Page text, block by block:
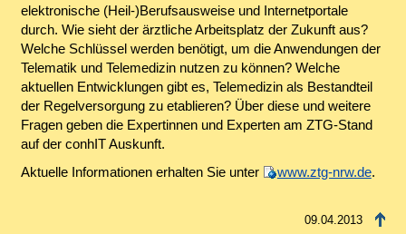
elektronische (Heil-)Berufsausweise und Internetportale
durch. Wie sieht der ärztliche Arbeitsplatz der Zukunft aus?
Welche Schlüssel werden benötigt, um die Anwendungen der
Telematik und Telemedizin nutzen zu können? Welche
aktuellen Entwicklungen gibt es, Telemedizin als Bestandteil
der Regelversorgung zu etablieren? Über diese und weitere
Fragen geben die Expertinnen und Experten am ZTG-Stand
auf der conhIT Auskunft.
Aktuelle Informationen erhalten Sie unter
www.ztg-nrw.de.
09.04.2013